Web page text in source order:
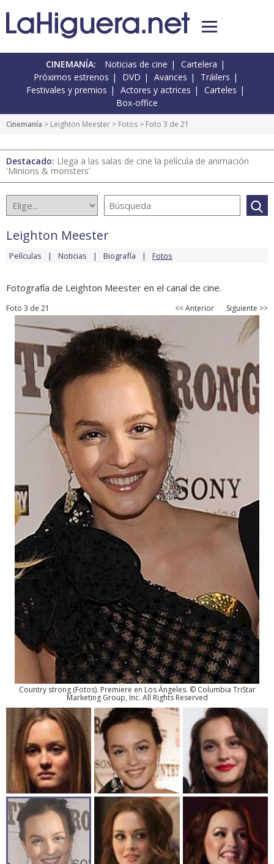
CINEMANÍA: Noticias de cine
Cartelera
Próximos estrenos
DVD Avances
Tráilers
Festivales y premios
Actores y actrices
Carteles
Box-office
Cinemanía > Leighton Meester > Fotos > Foto 3 de 21
Destacado: Llega a las salas de cine la película de animación
'Minions & monsters'
Leighton Meester
Películas Noticias Biografía Fotos
Fotografía de Leighton Meester en el canal de cine.
Foto 3 de 21 << Anterior Siguiente >>
Country strong(Fotos). Premiere en Los Ángeles. © Columbia TriStar
Marketing Group, Inc. All Rights Reserved